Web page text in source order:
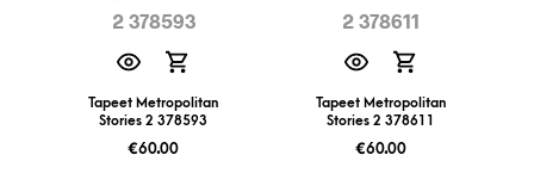
Tapeet Metropolitan
Stories 2 378593
€60.00
Tapeet Metropolitan
Stories 2 378611
€60.00